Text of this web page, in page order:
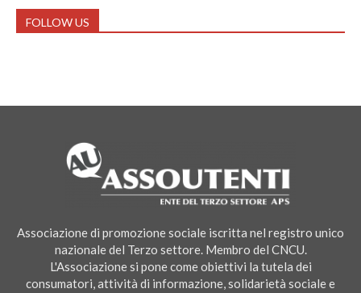
FOLLOW US
Associazione di promozione sociale iscritta nel registro unico
nazionale del Terzo settore. Membro del CNCU.
L'Associazione si pone come obiettivi la tutela dei
consumatori, attività di informazione, solidarietà sociale e